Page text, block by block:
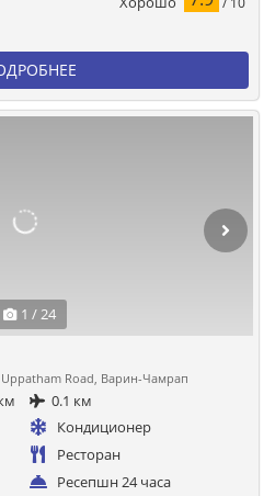
1 / 24
Road, Варин-Чамрап
0.1 км
Кондиционер
Ресторан
Ресепшн 24 часа